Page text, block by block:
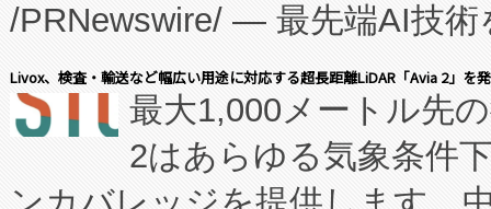
キー方式で拡張性が高く、持
す。FCCM‑を活用した現地生
患者にとっての費用負担を大
のアクセスを大幅に拡大する
/PRNewswire/ — 最先端AI技術
会社エーアイ・アンド：本社
President原信平）と、エンタ
ードするVoltaiqは、日本にあ
Livox、検査・輸送など幅広い用途に対応する超長距離LiDAR「Avia 2」を
最大1,000メートル先
2はあらゆる気象条件